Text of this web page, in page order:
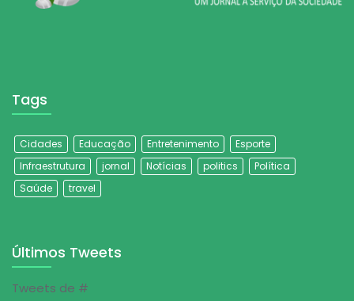
Tags
Cidades Educação Entretenimento
Esporte
Infraestrutura
jornal Notícias politics
Política
Saúde
travel
Últimos Tweets
Tweets de #